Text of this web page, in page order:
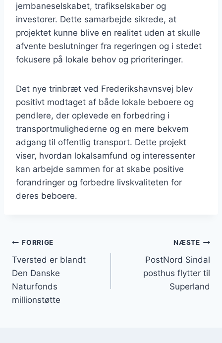
jernbaneselskabet, trafikselskaber og
investorer. Dette samarbejde sikrede, at
projektet kunne blive en realitet uden at skulle
afvente beslutninger fra regeringen og i stedet
fokusere på lokale behov og prioriteringer.
Det nye trinbræt ved Frederikshavnsvej blev
positivt modtaget af både lokale beboere og
pendlere, der oplevede en forbedring i
transportmulighederne og en mere bekvem
adgang til offentlig transport. Dette projekt
viser, hvordan lokalsamfund og interessenter
kan arbejde sammen for at skabe positive
forandringer og forbedre livskvaliteten for
deres beboere.
Indlægsnavigation
FORRIGE
Tversted er blandt
Den Danske
Naturfonds
millionstøtte
NÆSTE
PostNord Sindal
posthus flytter til
Superland